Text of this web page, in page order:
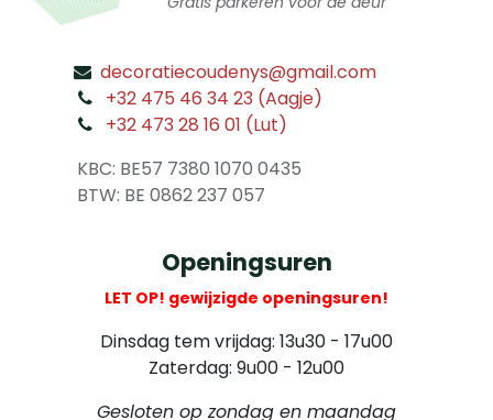
decoratiecoudenys@gmail.com
+32 475 46 34 23 (Aagje)
+32 473 28 16 01 (Lut)
KBC: BE57 7380 1070 0435
​ BTW: BE 0862 237 057
Openingsuren
LET OP! gewijzigde openingsuren!
Dinsdag tem vrijdag: 13u30 - 17u00
Zaterdag: 9u00 - 12u00
Gesloten op zondag en maandag